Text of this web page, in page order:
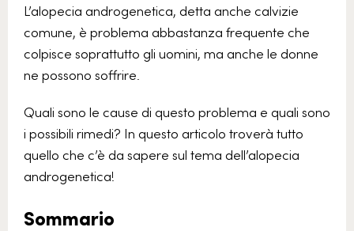
L’alopecia androgenetica, detta anche calvizie
comune, è problema abbastanza frequente che
colpisce soprattutto gli uomini, ma anche le donne
ne possono soffrire.
Quali sono le cause di questo problema e quali sono
i possibili rimedi? In questo articolo troverà tutto
quello che c’è da sapere sul tema dell’alopecia
androgenetica!
Sommario